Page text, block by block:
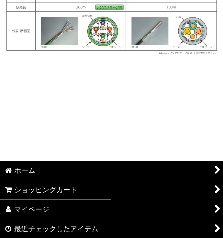
ホーム
ショッピングカート
マイページ
最近チェックしたアイテム